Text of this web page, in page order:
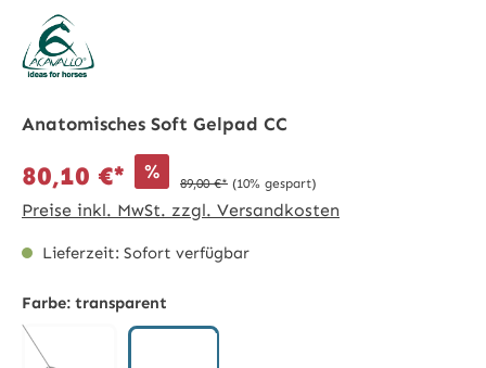
Anatomisches Soft Gelpad CC
80,10 €* % 89,00 €* (10% gespart)
Preise inkl. MwSt. zzgl. Versandkosten
Lieferzeit: Sofort verfügbar
Farbe: transparent